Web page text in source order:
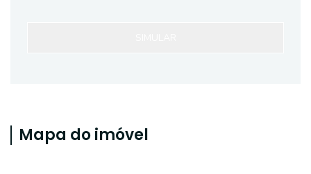
Mapa do imóvel